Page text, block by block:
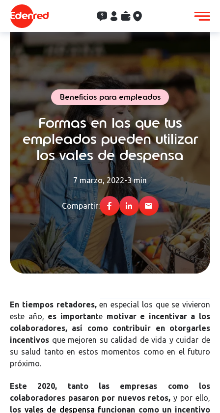
Contacto
Clientes
SaldoAceptación
Beneficios para empleados
Formas en las que tus
empleados pueden utilizar
los vales de despensa
7 marzo, 2022-3 min
Compartir:
En tiempos retadores,en especial los que se vivieron
este año, es importante motivar e incentivar a los
colaboradores, así como contribuir en otorgarles
incentivos que mejoren su calidad de vida y cuidar de
su salud tanto en estos momentos como en el futuro
próximo.
Este 2020, tanto las empresas como los
colaboradores pasaron por nuevos retos, y porello,
los vales de despensa funcionan como un incentivo